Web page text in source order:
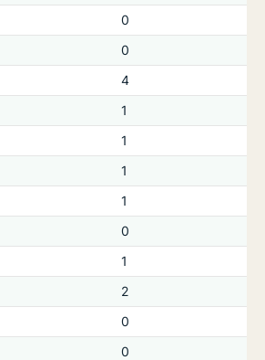
0
0
4
1
1
1
1
0
1
2
0
0